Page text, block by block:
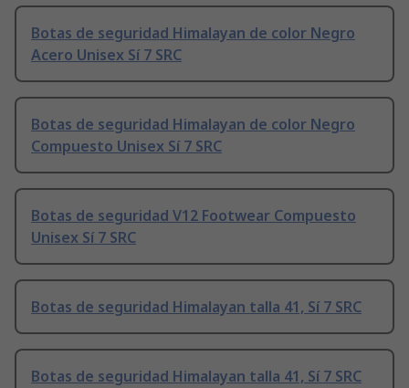
Botas de seguridad Himalayan de color Negro
Acero Unisex Sí 7 SRC
Botas de seguridad Himalayan de color Negro
Compuesto Unisex Sí 7 SRC
Botas de seguridad V12 Footwear Compuesto
Unisex Sí 7 SRC
Botas de seguridad Himalayan talla 41, Sí 7 SRC
Botas de seguridad Himalayan talla 41, Sí 7 SRC